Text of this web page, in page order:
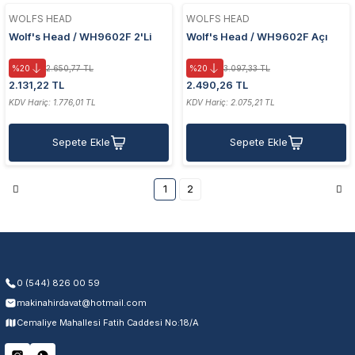
WOLFS HEAD
Wolf's Head / WH9602F 2'Li
%20 2.650,77 TL
2.131,22 TL
KDV Hariç: 1.776,01 TL
Sepete Ekle
WOLFS HEAD
Wolf's Head / WH9602F Açı
%20 3.097,33 TL
2.490,26 TL
KDV Hariç: 2.075,21 TL
Sepete Ekle
1 2
0 (544) 826 00 59
makinahirdavat@hotmail.com
Cemaliye Mahallesi Fatih Caddesi No:18/A